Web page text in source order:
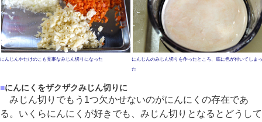
にんじんやたけのこも見事なみじん切りになった
にんじんのみじん切りを作ったところ、底に色が付いてしまっ
た
■にんにくをザクザクみじん切りに
みじん切りでもう1つ欠かせないのがにんにくの存在であ
る。いくらにんにくが好きでも、みじん切りとなるとどうして